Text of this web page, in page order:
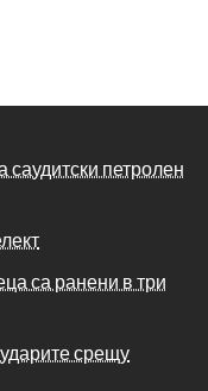
петролен
са ранени в три
срещу